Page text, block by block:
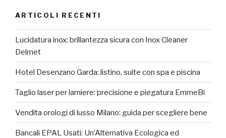
ARTICOLI RECENTI
Lucidatura inox: brillantezza sicura con Inox Cleaner
Delmet
Hotel Desenzano Garda: listino, suite con spa e piscina
Taglio laser per lamiere: precisione e piegatura EmmeBi
Vendita orologi di lusso Milano: guida per scegliere bene
Bancali EPAL Usati: Un’Alternativa Ecologica ed